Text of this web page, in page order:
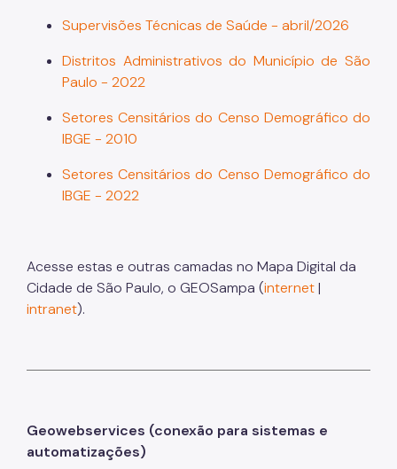
Supervisões Técnicas de Saúde - abril/2026
Distritos Administrativos do Município de São
Paulo - 2022
Setores Censitários do Censo Demográfico do
IBGE - 2010
Setores Censitários do Censo Demográfico do
IBGE - 2022
Acesse estas e outras camadas no Mapa Digital da
Cidade de São Paulo, o GEOSampa (internet|
intranet).
Geowebservices (conexão para sistemas e
automatizações)